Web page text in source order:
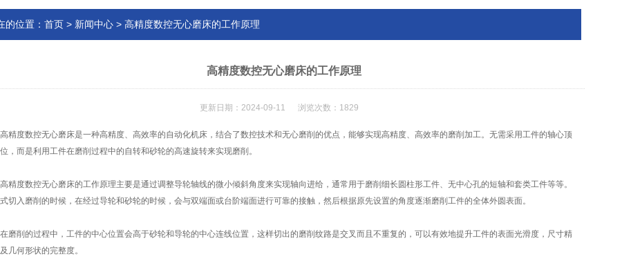
的位置： 首页 > 新闻中心 > 高精度数控无心磨床的工作原理
高精度数控无心磨床的工作原理
更新日期：2024-09-11 浏览次数：1829
度数控无心磨床是一种高精度、高效率的自动化机床，结合了数控技术和无心磨削的优点，能够实现高精度、高效率的磨削加工。无需采用工件的轴心顶
，而是利用工件在磨削过程中的自转和砂轮的高速旋转来实现磨削。
高精度数控无心磨床的工作原理主要是通过调整导轮轴线的微小倾斜角度来实现轴向进给，通常用于磨削细长圆柱形工件、无中心孔的短轴和套类工件等等。
切入磨削的时候，在经过导轮和砂轮的时候，会与双端面或台阶端面进行可靠的接触，然后根据原先设置的角度逐渐磨削工件的全体外圆表面。
削的过程中，工件的中心位置会高于砂轮和导轮的中心连线位置，这样切出的磨削纹路是交叉而且不重复的，可以有效地提升工件的表面光滑度，尺寸精
几何形状的完整度。